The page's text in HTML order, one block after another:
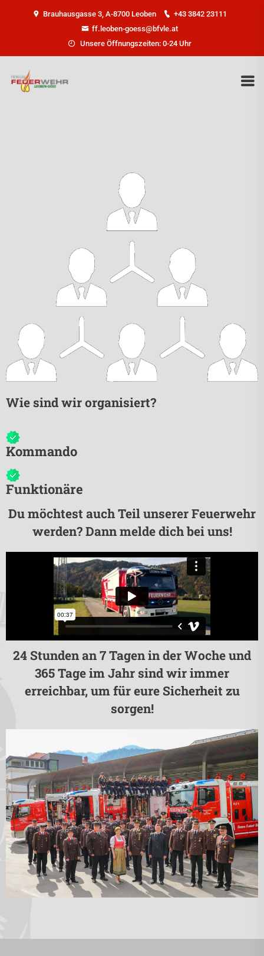
Brauhausgasse 3, A-8700 Leoben
+43 3842 23111
ff.leoben-goess@bfvle.at
Unsere Öffnungszeiten: 0-24 Uhr
Wie sind wir organisiert?
Kommando
Funktionäre
Du möchtest auch Teil unserer Feuerwehr
werden? Dann melde dich bei uns!
24 Stunden an 7 Tagen in der Woche und
365 Tage im Jahr sind wir immer
erreichbar, um für eure Sicherheit zu
sorgen!